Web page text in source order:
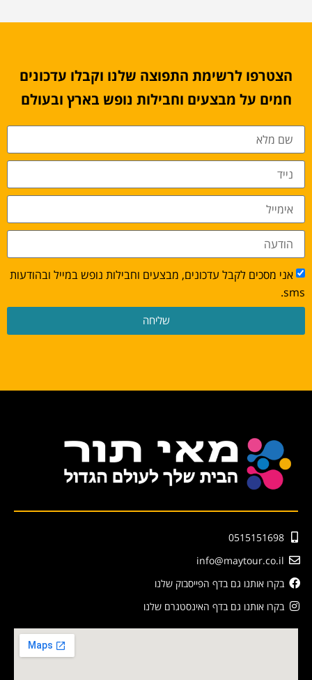
הצטרפו לרשימת התפוצה שלנו וקבלו עדכונים
חמים על מבצעים וחבילות נופש בארץ ובעולם
אני מסכים לקבל עדכונים, מבצעים וחבילות נופש במייל ובהודעות
sms.
שליחה
0515151698
info@maytour.co.il
בקרו אותנו גם בדף הפייסבוק שלנו
בקרו אותנו גם בדף האינסטגרם שלנו